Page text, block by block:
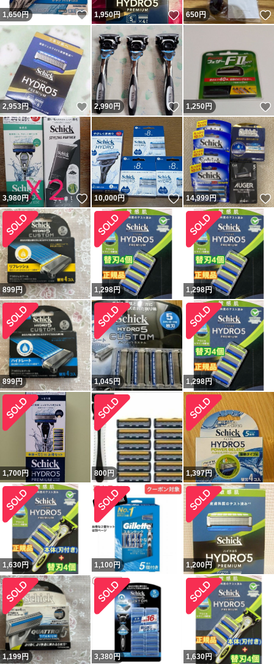
1,650円 いいね！
1,950円 いいね！
650円
2,953円 いいね！
2,990円 いいね！
1,250円
3,980円 いいね！
10,000円 いいね！
14,999円
899円 1,298円 1,298円
899円 1,045円 1,298円
1,700円 800 円 1,397円
1,630円 1,100 円 1,200円
1,199円 3,380 円 1,630円